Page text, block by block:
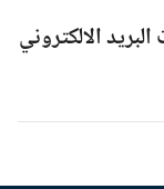
الالكتروني